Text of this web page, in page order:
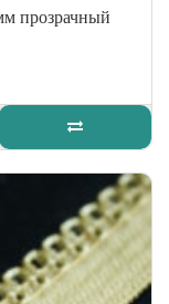
прозрачный